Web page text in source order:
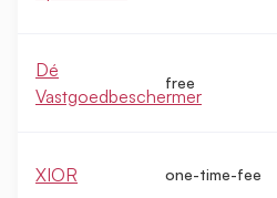
Dé
Vastgoedbeschermer
free
XIOR one-time-fee